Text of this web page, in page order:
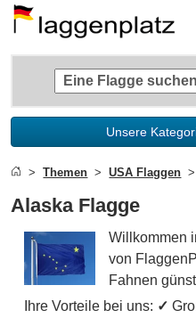
Unsere
Themen USA Flaggen
Alaska Flagge
Willkommen
von
Fahnen
Ihre Vorteile bei uns: ✓